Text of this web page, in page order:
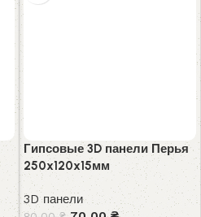
Гипсовые 3D панели Перья
250x120x15мм
3D панели